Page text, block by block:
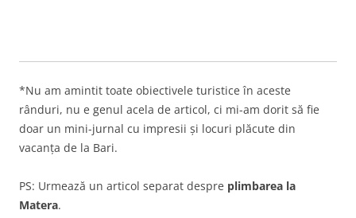
*Nu am amintit toate obiectivele turistice în aceste
rânduri, nu e genul acela de articol, ci mi-am dorit să fie
doar un mini-jurnal cu impresii și locuri plăcute din
vacanța de la Bari.
PS: Urmează un articol separat despre plimbarea la
Matera.